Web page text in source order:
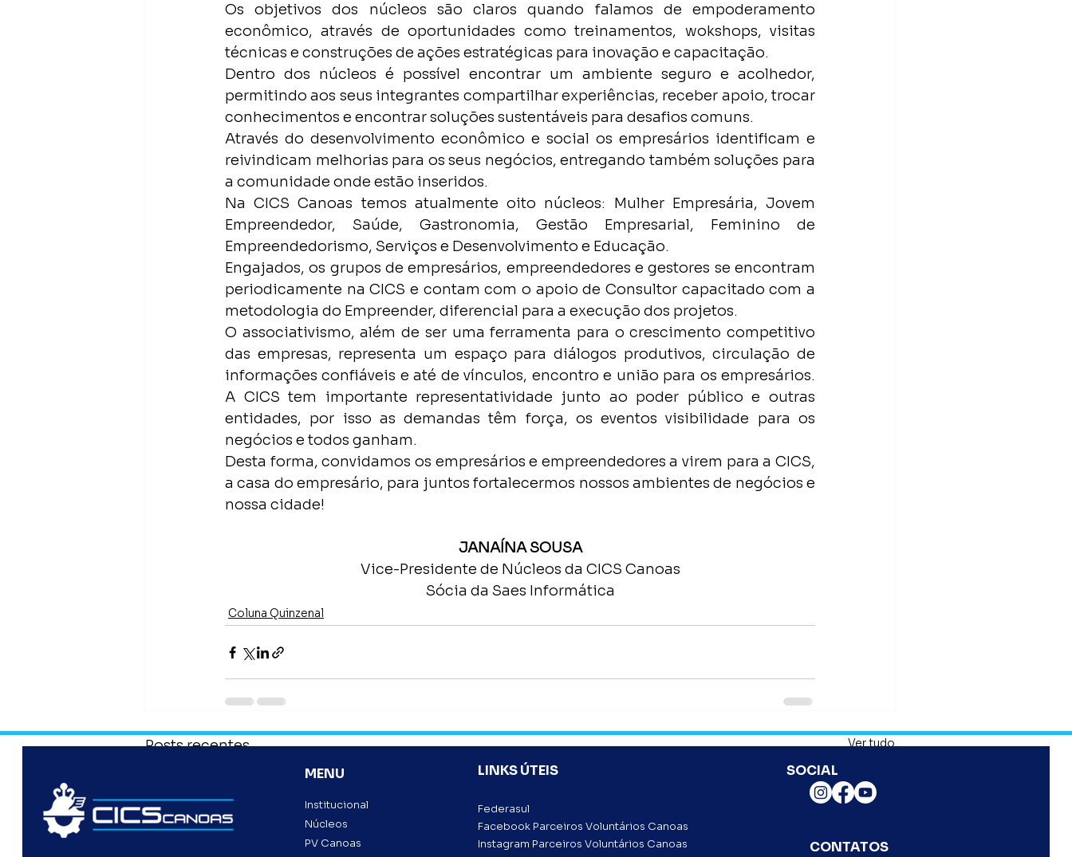
Os objetivos dos núcleos são claros quando falamos de empoderamento
econômico, através de oportunidades como treinamentos, wokshops, visitas
técnicas e construções de ações estratégicas para inovação e capacitação.
Dentro dos núcleos é possível encontrar um ambiente seguro e acolhedor,
permitindo aos seus integrantes compartilhar experiências, receber apoio, trocar
conhecimentos e encontrar soluções sustentáveis para desafios comuns.
Através do desenvolvimento econômico e social os empresários identificam e
reivindicam melhorias para os seus negócios, entregando também soluções para
a comunidade onde estão inseridos.
Na CICS Canoas temos atualmente oito núcleos: Mulher Empresária, Jovem
Empreendedor, Saúde, Gastronomia, Gestão Empresarial, Feminino de
Empreendedorismo, Serviços e Desenvolvimento e Educação.
Engajados, os grupos de empresários, empreendedores e gestores se encontram
periodicamente na CICS e contam com o apoio de Consultor capacitado com a
metodologia do Empreender, diferencial para a execução dos projetos.
O associativismo, além de ser uma ferramenta para o crescimento competitivo
das empresas, representa um espaço para diálogos produtivos, circulação de
informações confiáveis e até de vínculos, encontro e união para os empresários.
A CICS tem importante representatividade junto ao poder público e outras
entidades, por isso as demandas têm força, os eventos visibilidade para os
negócios e todos ganham.
Desta forma, convidamos os empresários e empreendedores a virem para a CICS,
a casa do empresário, para juntos fortalecermos nossos ambientes de negócios e
nossa cidade!
JANAÍNA SOUSA
Vice-Presidente de Núcleos da CICS Canoas
Sócia da Saes Informática
Coluna Quinzenal
Posts recentes Ver tudo
MENU
Institucional
Núcleos
PV Canoas
CONTATOS
LINKS ÚTEIS
Federasul
Facebook Parceiros Voluntários Canoas
Instagram Parceiros Voluntários Canoas
SOCIAL